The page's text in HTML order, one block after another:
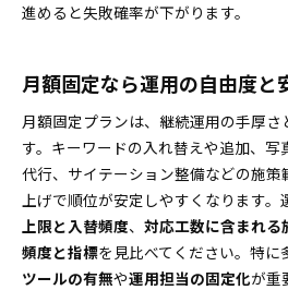
自分で始めるならココから
備
こんなMEO対策会社は危険！
説
不透明な運用企業には要
MEO対策優良企業の選定チェ
で損しない準備術
事前にまとめるべき要件と
初回相談で必ず聞くべき質
進めると失敗確率が下がります。
月額固定なら運用の自由度と
月額固定プランは、継続運用の手厚
す。キーワードの入れ替えや追加、
代行、サイテーション整備などの施
上げで順位が安定しやすくなります。
上限と入替頻度、 対応工数に含まれる
頻度と指標を見比べてください。特に
ツールの有無や運用担当の固定化が重